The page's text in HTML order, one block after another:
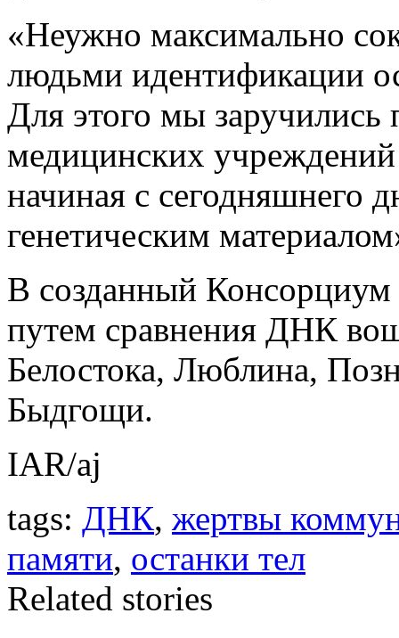
«Неужно максимально
людьми идентификации
Для этого мы
медицинских
начиная с сегодняшнего
генетическим
В созданный Консорциум
путем сравнения ДНК
Белостока, Люблина,
Быдгощи.
IAR/aj
tags: ДНК, жертвы
памяти, останки тел
Related stories